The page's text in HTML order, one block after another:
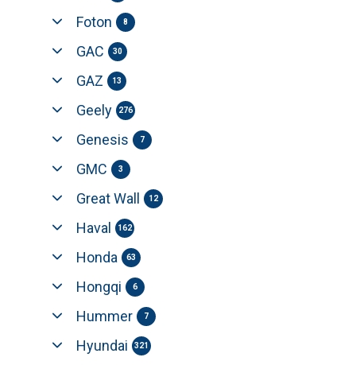
Foton 8
GAC 30
GAZ 13
Geely 276
Genesis 7
GMC 3
Great Wall 12
Haval 162
Honda 63
Hongqi 6
Hummer 7
Hyundai 321